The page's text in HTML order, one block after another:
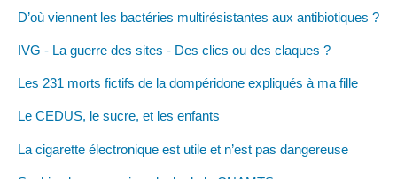
D’où viennent les bactéries multirésistantes aux antibiotiques ?
IVG - La guerre des sites - Des clics ou des claques ?
Les 231 morts fictifs de la dompéridone expliqués à ma fille
Le CEDUS, le sucre, et les enfants
La cigarette électronique est utile et n’est pas dangereuse